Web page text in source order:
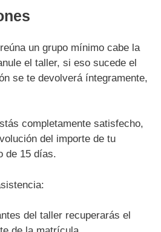
un grupo mínimo cabe la
el taller, si eso sucede el
se te devolverá íntegramente,
completamente satisfecho,
del importe de tu
de 15 días.
del taller recuperarás el